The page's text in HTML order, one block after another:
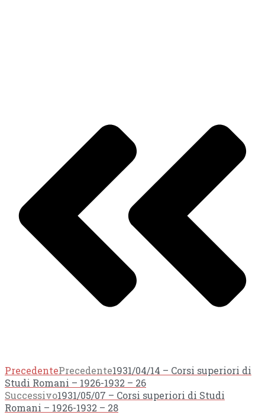
PrecedentePrecedente1931/04/14 – Corsi superiori di
Studi Romani – 1926-1932 – 26
Successivo1931/05/07 – Corsi superiori di Studi
Romani – 1926-1932 – 28